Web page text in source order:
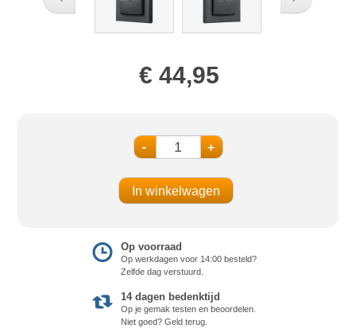
€ 44,95
- +
Op voorraad
Op werkdagen voor 14:00 besteld?
Zelfde dag verstuurd.
14 dagen bedenktijd
Op je gemak testen en beoordelen.
Niet goed? Geld terug.